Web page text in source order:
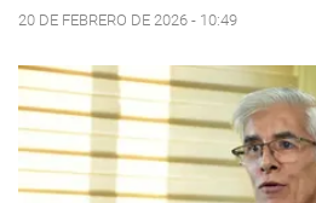
20 DE FEBRERO DE 2026 - 10:49